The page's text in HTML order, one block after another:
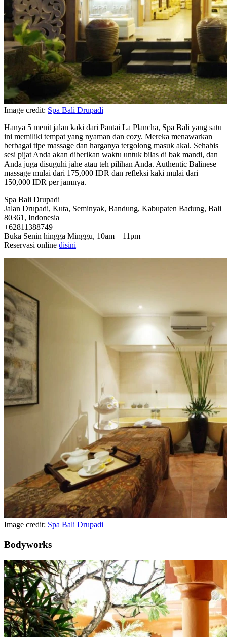
Image credit: Spa Bali Drupadi
Hanya 5 menit jalan kaki dari Pantai La Plancha, Spa Bali yang satu
ini memiliki tempat yang nyaman dan cozy. Mereka menawarkan
berbagai tipe massage dan harganya tergolong masuk akal. Sehabis
sesi pijat Anda akan diberikan waktu untuk bilas di bak mandi, dan
Anda juga disuguhi jahe atau teh pilihan Anda. Authentic Balinese
massage mulai dari 175,000 IDR dan refleksi kaki mulai dari
150,000 IDR per jamnya.
Spa Bali Drupadi
Jalan Drupadi, Kuta, Seminyak, Bandung, Kabupaten Badung, Bali
80361, Indonesia
+62811388749
Buka Senin hingga Minggu, 10am – 11pm
Reservasi online disini
Image credit: Spa Bali Drupadi
Bodyworks